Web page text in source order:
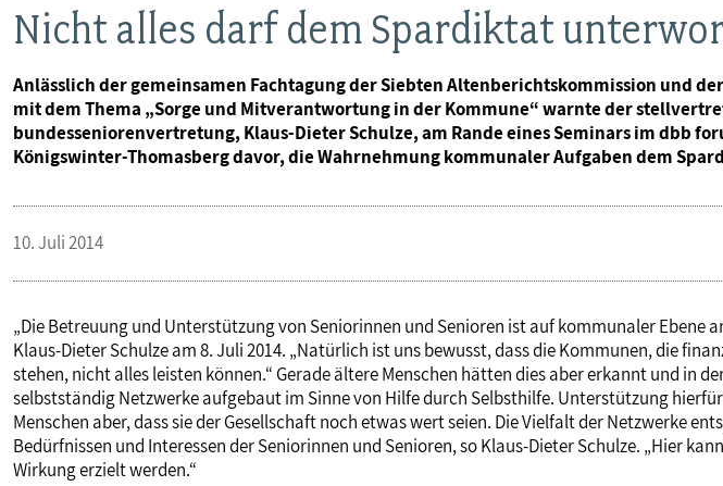
Kontakt
VERANSTALTUNGEN
PUBLIKATIONEN
Nicht alles darf dem Spardiktat
Anlässlich der gemeinsamen Fachtagung der Siebten Altenberichtskommission und
mit dem Thema „Sorge und Mitverantwortung in der Kommune“ warnte der
bundesseniorenvertretung, Klaus-Dieter Schulze, am Rande eines Seminars im dbb
Königswinter-Thomasberg davor, die Wahrnehmung kommunaler Aufgaben dem
10. Juli 2014
„Die Betreuung und Unterstützung von Seniorinnen und Senioren ist auf kommunaler Ebene
Klaus-Dieter Schulze am 8. Juli 2014. „Natürlich ist uns bewusst, dass die Kommunen, die
stehen, nicht alles leisten können.“ Gerade ältere Menschen hätten dies aber erkannt und in
selbstständig Netzwerke aufgebaut im Sinne von Hilfe durch Selbsthilfe. Unterstützung
Menschen aber, dass sie der Gesellschaft noch etwas wert seien. Die Vielfalt der Netzwerke
Bedürfnissen und Interessen der Seniorinnen und Senioren, so Klaus-Dieter Schulze. „Hier
Wirkung erzielt werden.“